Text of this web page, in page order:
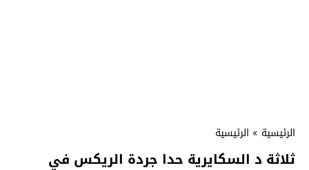
الرئيسية » الرئيسية
ثلاثة د السكايرية حدا جردة الريكس في